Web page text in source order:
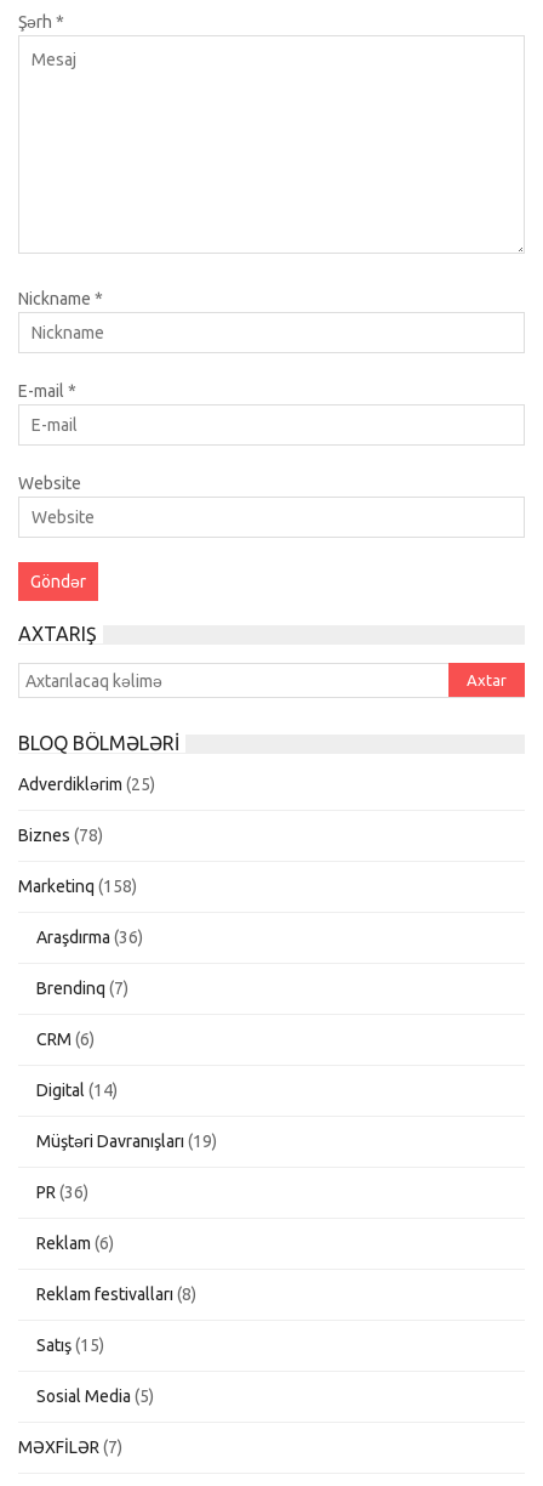
Şərh *
Nickname *
E-mail *
Website
AXTARIŞ
BLOQ BÖLMƏLƏRI
Adverdiklərim (25)
Biznes (78)
Marketinq (158)
Araşdırma (36)
Brendinq (7)
CRM (6)
Digital (14)
Müştəri Davranışları (19)
PR (36)
Reklam (6)
Reklam festivalları (8)
Satış(15)
Sosial Media (5)
MƏXFİLƏR (7)